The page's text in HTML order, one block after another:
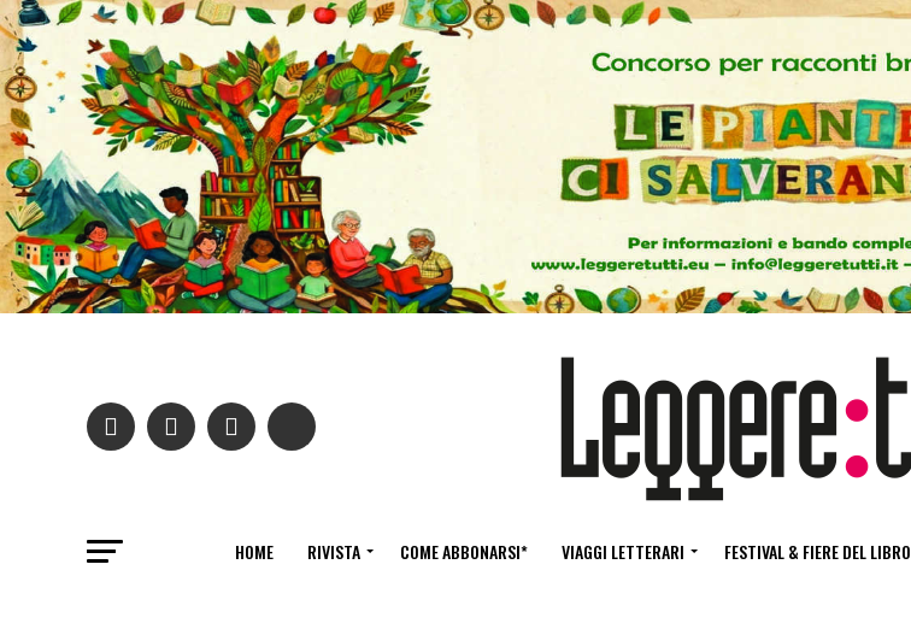
HOME RIVISTA COME ABBONARSI* VIAGGI LETTERARI FESTIVAL & FIERE DEL LIBRO